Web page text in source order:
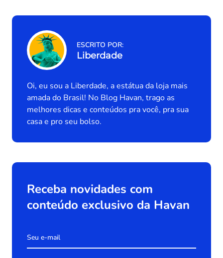
ESCRITO POR:
Liberdade
Oi, eu sou a Liberdade, a estátua da loja mais
amada do Brasil! No Blog Havan, trago as
melhores dicas e conteúdos pra você, pra sua
casa e pro seu bolso.
Receba novidades com
conteúdo exclusivo da Havan